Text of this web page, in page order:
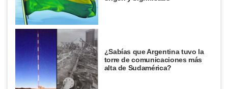
¿Sabías que Argentina tuvo la
torre de comunicaciones más
alta de Sudamérica?